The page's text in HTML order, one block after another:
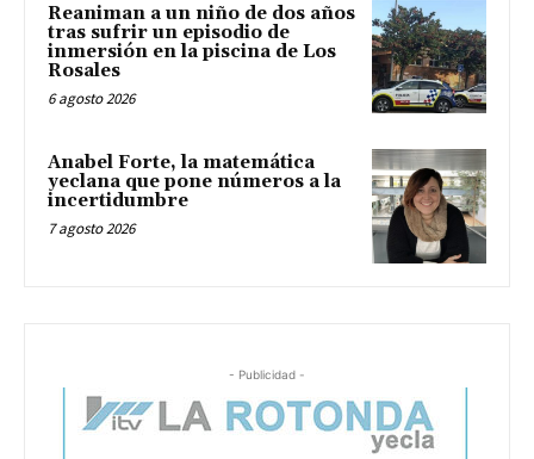
Reaniman a un niño de dos años
tras sufrir un episodio de
inmersión en la piscina de Los
Rosales
6 agosto 2026
Anabel Forte, la matemática
yeclana que pone números a la
incertidumbre
7 agosto 2026
- Publicidad -